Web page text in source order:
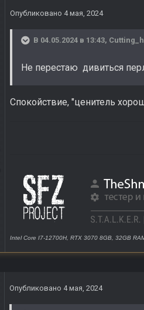
Опубликовано 4 мая, 2024
В 04.05.2024 в 13:43,
Не перестаю дивиться
Спокойствие, "ценитель
Intel Core I7-12700H, RTX 3070 8GB, 32GB
Опубликовано 4 мая, 2024